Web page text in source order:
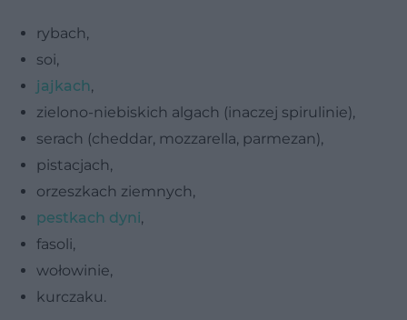
rybach,
soi,
jajkach,
zielono-niebiskich algach (inaczej spirulinie),
serach (cheddar, mozzarella, parmezan),
pistacjach,
orzeszkach ziemnych,
pestkach dyni,
fasoli,
wołowinie,
kurczaku.